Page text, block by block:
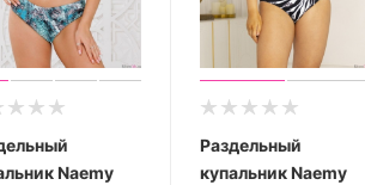
Naemy
Раздельный
купальник Naemy